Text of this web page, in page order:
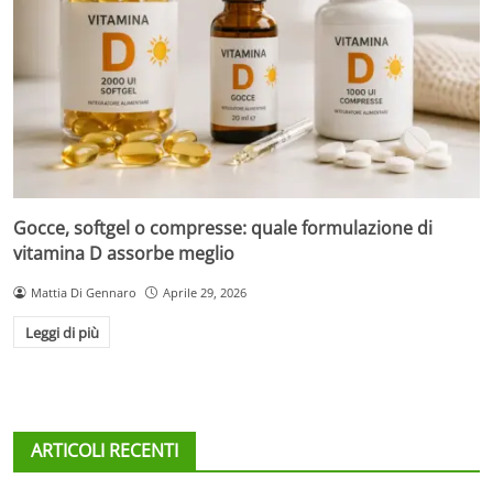
Gocce, softgel o compresse: quale formulazione di
vitamina D assorbe meglio
Mattia Di Gennaro Aprile 29, 2026
Leggi di più
ARTICOLI RECENTI